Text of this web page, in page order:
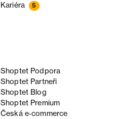
Kariéra 5
Shoptet Podpora
Shoptet Partneři
Shoptet Blog
Shoptet Premium
Česká e‑commerce